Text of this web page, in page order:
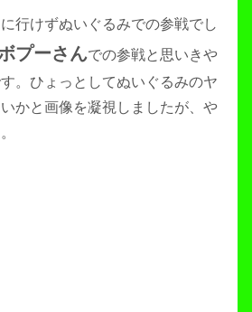
行けずぬいぐるみでの参戦でし
プーさんでの参戦と思いきや
。ひょっとしてぬいぐるみのヤ
かと画像を凝視しましたが、や